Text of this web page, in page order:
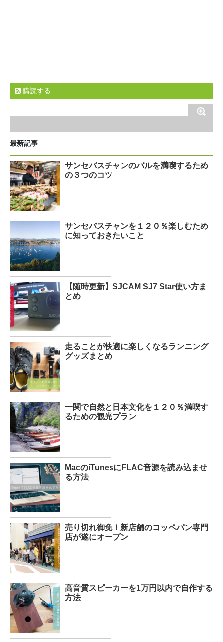
購読する
最新記事
サンセバスチャンのバルを満喫するため
の３つのコツ
サンセバスチャンを１２０％楽しむため
に知っておきたいこと
【随時更新】SJCAM SJ7 Star使い方ま
とめ
走ることが快適に楽しくなるランニング
グッズまとめ
一関で自然と日本文化を１２０％満喫す
るための観光プラン
MacのiTunesにFLAC音源を読み込ませ
る方法
売り切れ御免！新店舗のコッペパン専門
店が遂にオープン
高音質スピーカーを1万円以内で自作する
方法